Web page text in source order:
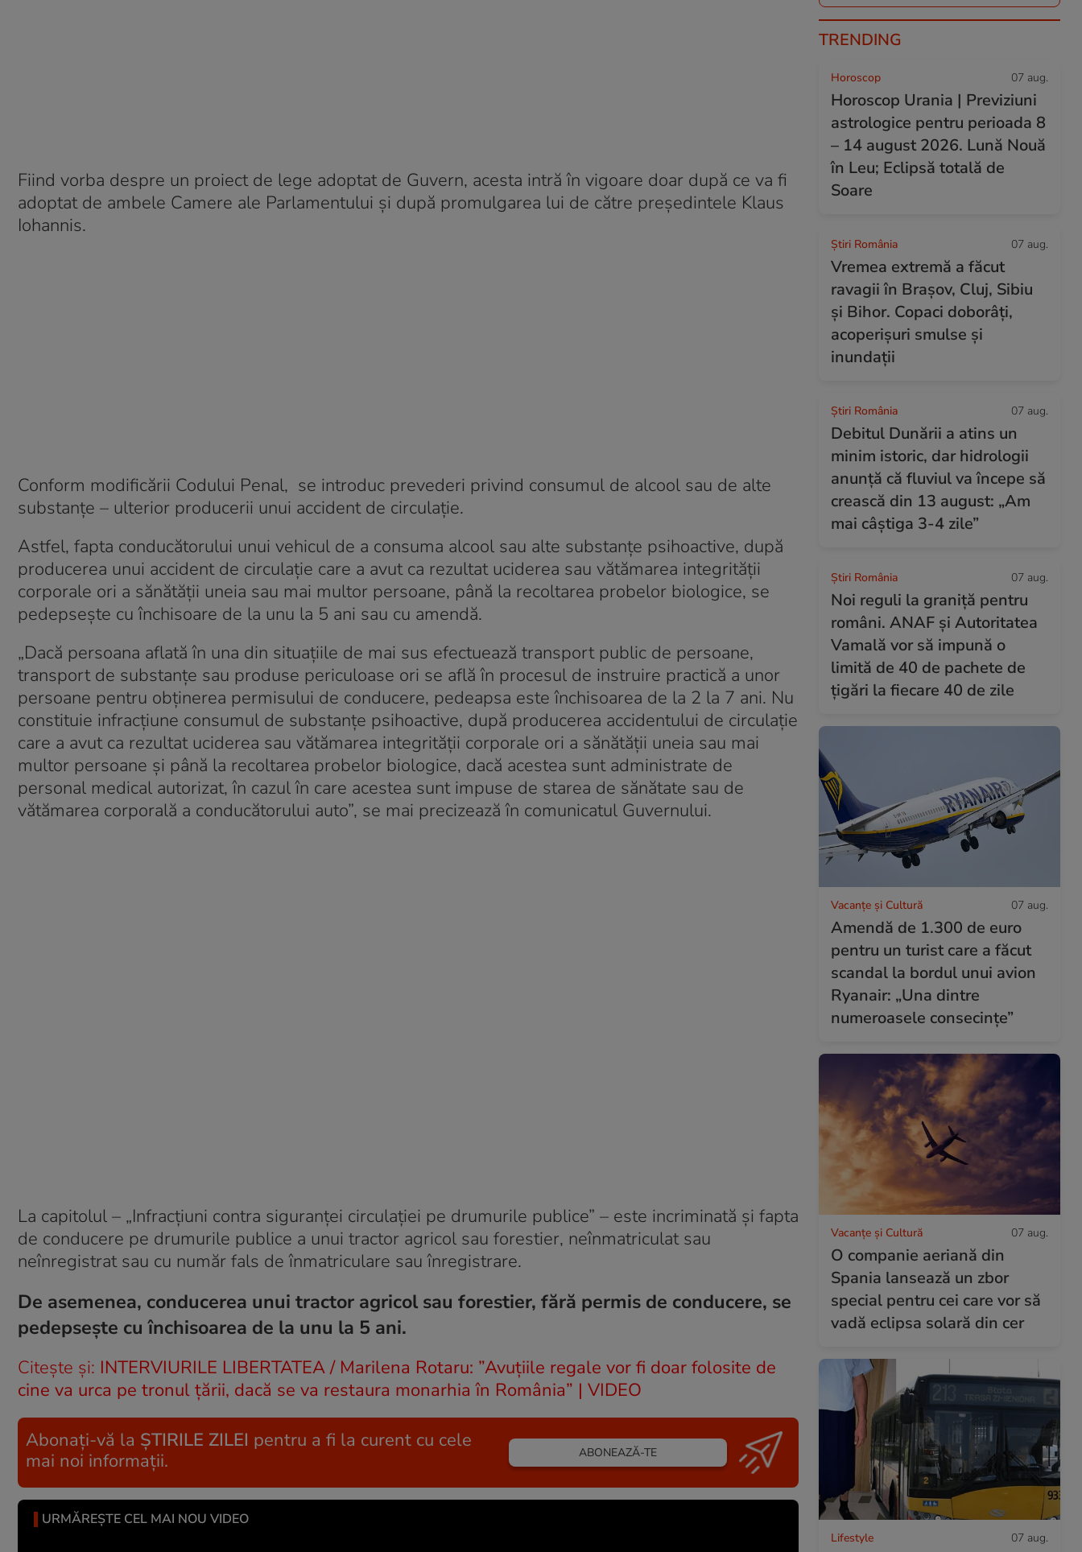
Fiind vorba despre un proiect de lege adoptat de Guvern, acesta intră în vigoare doar după ce va fi
adoptat de ambele Camere ale Parlamentului și după promulgarea lui de către președintele Klaus
Iohannis.
Conform modificării Codului Penal, se introduc prevederi privind consumul de alcool sau de alte
substanţe – ulterior producerii unui accident de circulaţie.
Astfel, fapta conducătorului unui vehicul de a consuma alcool sau alte substanţe psihoactive, după
producerea unui accident de circulaţie care a avut ca rezultat uciderea sau vătămarea integrităţii
corporale ori a sănătăţii uneia sau mai multor persoane, până la recoltarea probelor biologice, se
pedepseşte cu închisoare de la unu la 5 ani sau cu amendă.
„Dacă persoana aflată în una din situaţiile de mai sus efectuează transport public de persoane,
transport de substanţe sau produse periculoase ori se află în procesul de instruire practică a unor
persoane pentru obţinerea permisului de conducere, pedeapsa este închisoarea de la 2 la 7 ani. Nu
constituie infracţiune consumul de substanţe psihoactive, după producerea accidentului de circulaţie
care a avut ca rezultat uciderea sau vătămarea integrităţii corporale ori a sănătăţii uneia sau mai
multor persoane şi până la recoltarea probelor biologice, dacă acestea sunt administrate de
personal medical autorizat, în cazul în care acestea sunt impuse de starea de sănătate sau de
vătămarea corporală a conducătorului auto”, se mai precizează în comunicatul Guvernului.
La capitolul – „Infracţiuni contra siguranţei circulaţiei pe drumurile publice” – este incriminată şi fapta
de conducere pe drumurile publice a unui tractor agricol sau forestier, neînmatriculat sau
neînregistrat sau cu număr fals de înmatriculare sau înregistrare.
De asemenea, conducerea unui tractor agricol sau forestier, fără permis de conducere, se
pedepseşte cu închisoarea de la unu la 5 ani.
Citește și: INTERVIURILE LIBERTATEA / Marilena Rotaru: ”Avuțiile regale vor fi doar folosite de
cine va urca pe tronul țării, dacă se va restaura monarhia în România” | VIDEO
Abonați-vă la ȘTIRILE ZILEI pentru a fi la curent cu cele
mai noi informații.
ABONEAZĂ-TE
URMĂREȘTE CEL MAI NOU VIDEO
TRENDING
Horoscop 07 aug.
Horoscop Urania | Previziuni
astrologice pentru perioada 8
– 14 august 2026. Lună Nouă
în Leu; Eclipsă totală de
Soare
Știri România 07 aug.
Vremea extremă a făcut
ravagii în Brașov, Cluj, Sibiu
și Bihor. Copaci doborâți,
acoperișuri smulse și
inundații
Știri România 07 aug.
Debitul Dunării a atins un
minim istoric, dar hidrologii
anunță că fluviul va începe să
crească din 13 august: „Am
mai câștiga 3-4 zile”
Știri România 07 aug.
Noi reguli la graniță pentru
români. ANAF și Autoritatea
Vamală vor să impună o
limită de 40 de pachete de
țigări la fiecare 40 de zile
Vacanțe și Cultură 07 aug.
Amendă de 1.300 de euro
pentru un turist care a făcut
scandal la bordul unui avion
Ryanair: „Una dintre
numeroasele consecințe”
Vacanțe și Cultură 07 aug.
O companie aeriană din
Spania lansează un zbor
special pentru cei care vor să
vadă eclipsa solară din cer
Lifestyle 07 aug.